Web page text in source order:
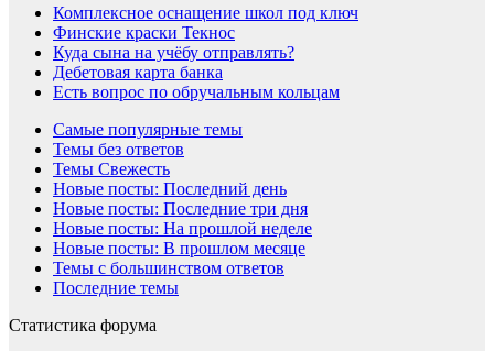
Комплексное оснащение школ под ключ
Финские краски Текнос
Куда сына на учёбу отправлять?
Дебетовая карта банка
Есть вопрос по обручальным кольцам
Самые популярные темы
Темы без ответов
Темы Свежесть
Новые посты: Последний день
Новые посты: Последние три дня
Новые посты: На прошлой неделе
Новые посты: В прошлом месяце
Темы с большинством ответов
Последние темы
Статистика форума